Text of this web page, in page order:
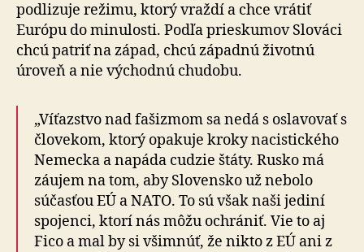
podlizuje režimu, ktorý vraždí a chce vrátiť
Európu do minulosti. Podľa prieskumov Slováci
chcú patriť na západ, chcú západnú životnú
úroveň a nie východnú chudobu.
„Víťazstvo nad fašizmom sa nedá s oslavovať s
člo­ve­kom, ktorý opakuje kroky nacistického
Nemecka a napáda cudzie štáty. Rusko má
záujem na tom, aby Slovensko už nebolo
súčasťou EÚ a NATO. To sú však naši jediní
spojenci, ktorí nás môžu ochrániť. Vie to aj
Fico a mal by si všimnúť, že nikto z EÚ ani z